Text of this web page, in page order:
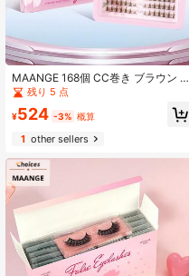
MAANGE 168個 CC巻き ブラウン キ
ャットアイまつげ、DIY クロスド キ
ャットアイ フォックスアイまつげク
ラスター、漫画のポインテッドテー
ョン、フォックスラッシュクラスタ
ットアイまつげ、ナチュラルラッシ
ュエクステンション、ラッシュエク
ステンションツール、まつげ、つけ
まつげ、クラスターまつげ、母の日
ギフト、女性へのギフト、母へのギ
フト
残り 5 点
¥524 -3% 概算
1other sellers